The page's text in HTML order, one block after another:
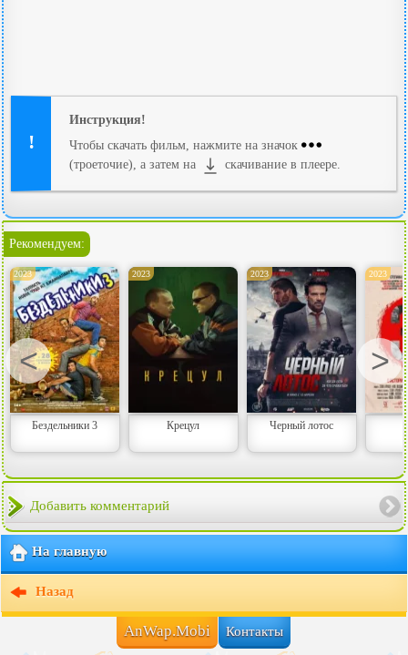
Инструкция!
Чтобы скачать фильм, нажмите на значок
(троеточие), а затем на
скачивание в плеере.
Рекомендуем:
2023
Бездельники 3
2023
Крецул
2023
Черный лотос
2023
< >
Добавить комментарий
На главную
Назад
AnWap.Mobi Контакты